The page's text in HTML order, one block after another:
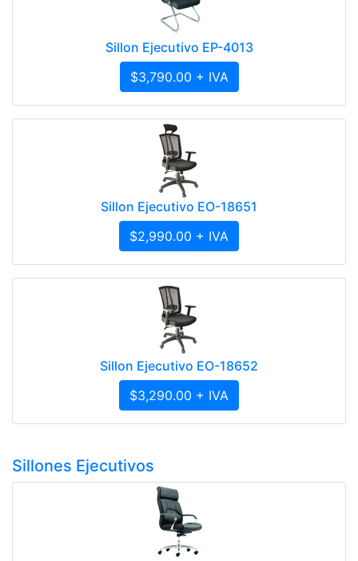
Sillon Ejecutivo EP-4013
$3,790.00 + IVA
Sillon Ejecutivo EO-18651
$2,990.00 + IVA
Sillon Ejecutivo EO-18652
$3,290.00 + IVA
Sillones Ejecutivos